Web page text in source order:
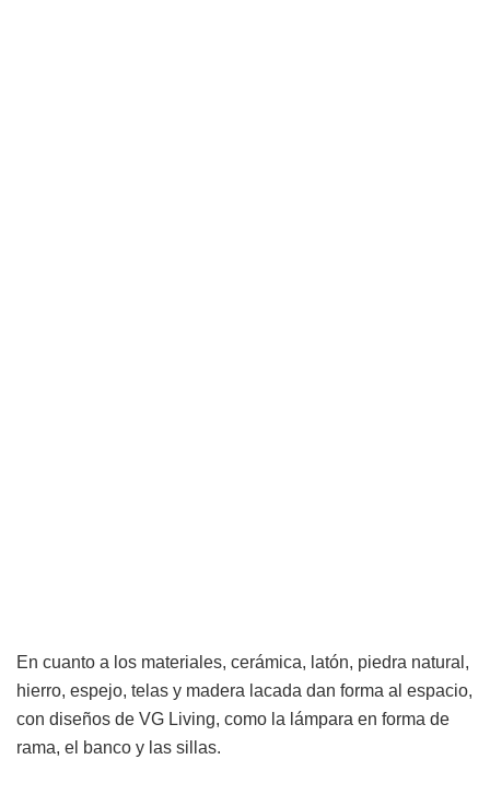
En cuanto a los materiales, cerámica, latón, piedra natural,
hierro, espejo, telas y madera lacada dan forma al espacio,
con diseños de VG Living, como la lámpara en forma de
rama, el banco y las sillas.